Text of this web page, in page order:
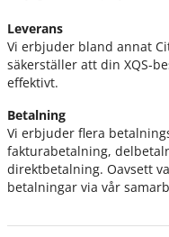
Leverans
Vi erbjuder bland annat
säkerställer att din XQS-
effektivt.
Betalning
Vi erbjuder flera
fakturabetalning,
direktbetalning. Oavsett
betalningar via vår